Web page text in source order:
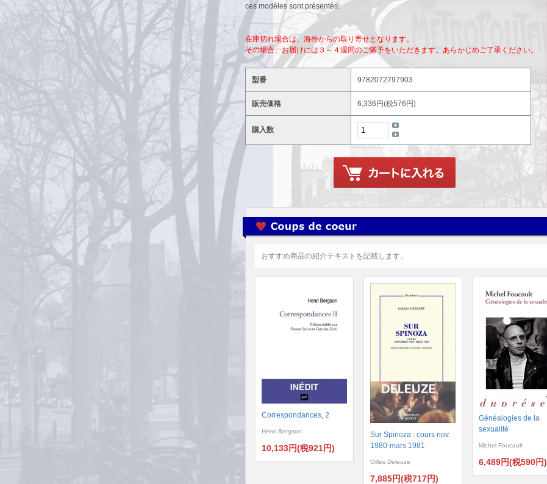
ces modèles sont présentés.
在庫切れ場合は、海外からの取り寄せとなります。
その場合、お届けには３～４週間のご猶予をいただきます。あらかじめご了承ください。
型番 9782072797903
販売価格 6,336円(税576円)
購入数
おすすめ商品の紹介テキストを記載します。
Correspondances, 2
Henri Bergson
10,133円(税921円)
Sur Spinoza : cours nov.
1980-mars 1981
Gilles Deleuze
7,885円(税717円)
Généalogies de la
sexualité
Michel Foucault
6,489円(税590円)